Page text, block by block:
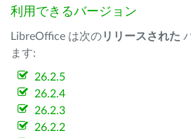
利用できるバージョン
LibreOffice は次のリリースされた
ます:
26.2.5
26.2.4
26.2.3
26.2.2